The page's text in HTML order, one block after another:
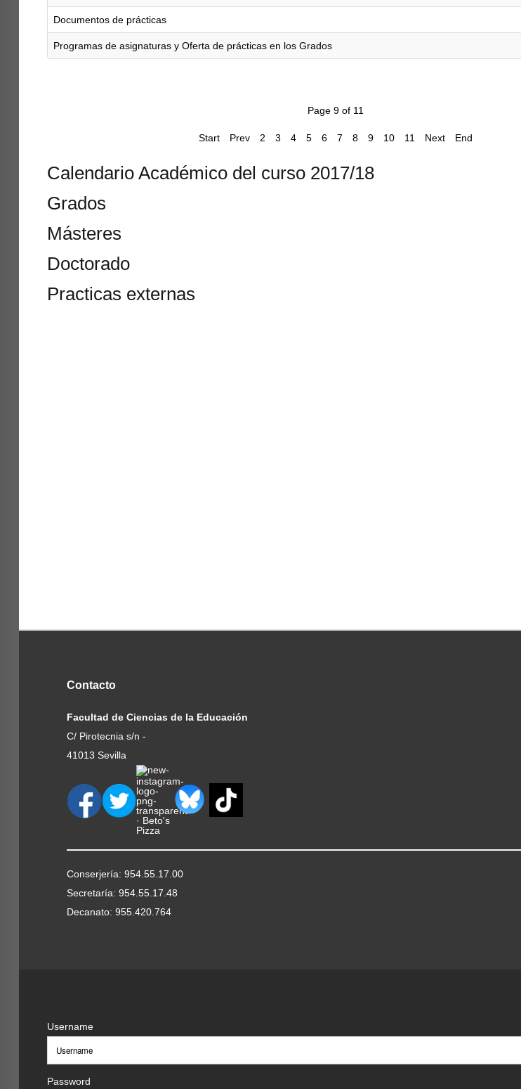
Documentos de prácticas
Programas de asignaturas y Oferta de prácticas en los Grados
Page 9 of 11
Start Prev 2 3 4 5 6 7 8 9 10 11 Next End
Calendario Académico del curso 2017/18
Grados
Másteres
Doctorado
Practicas externas
Contacto
Facultad de Ciencias de la Educación
C/ Pirotecnia s/n -
41013 Sevilla
Conserjería: 954.55.17.00
Secretaría: 954.55.17.48
Decanato: 955.420.764
Username
Password